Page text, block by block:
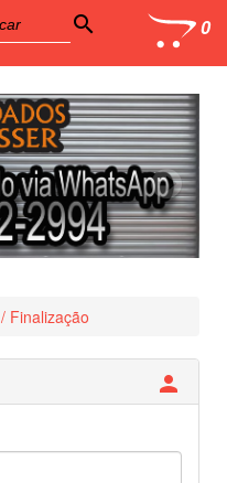
search 0
/ Finalização
